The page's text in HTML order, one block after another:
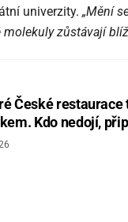
univerzity. „Mění
zůstávají
České
Kdo nedojí,